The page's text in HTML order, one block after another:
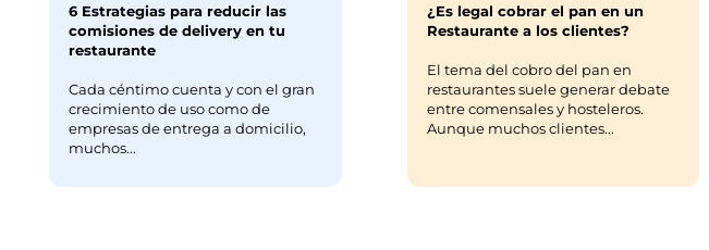
6 Estrategias para reducir las
comisiones de delivery en tu
restaurante
Cada céntimo cuenta y con el gran
crecimiento de uso como de
empresas de entrega a domicilio,
muchos...
¿Es legal cobrar el pan en un
Restaurante a los clientes?
El tema del cobro del pan en
restaurantes suele generar debate
entre comensales y hosteleros.
Aunque muchos clientes...